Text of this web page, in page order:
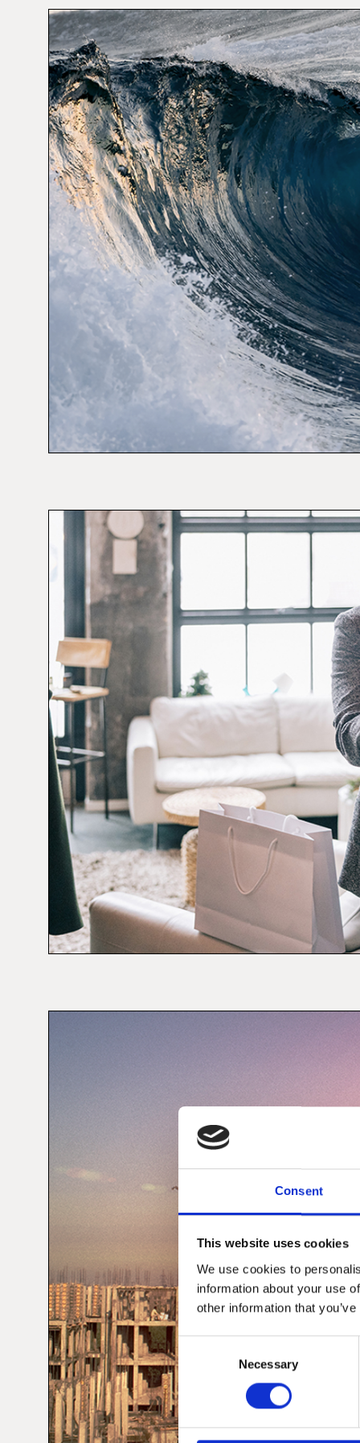
Consent
This website uses cookies
We use cookies to
information about your use
other information that
Consent
Selection
Necessary